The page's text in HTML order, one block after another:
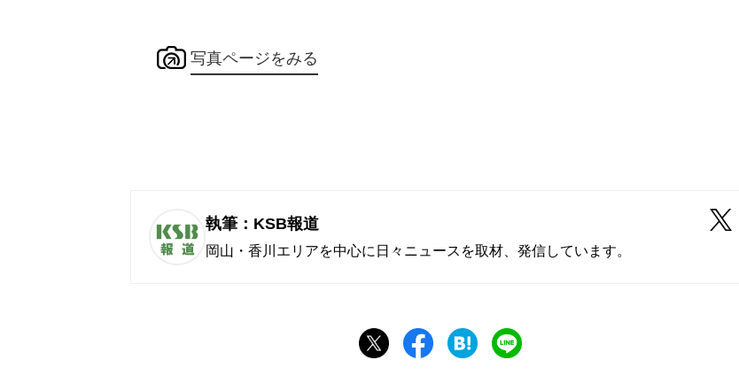
写真ページをみる
執筆：KSB報道
岡山・香川エリアを中心に日々ニュースを取材、発信しています。